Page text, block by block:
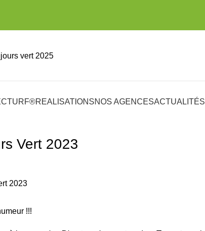
REALISATIONSNOS AGENCESACTUALITÉS
Vert 2023
!!!